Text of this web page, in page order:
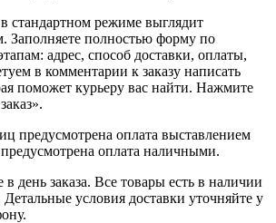
стандартном режиме выглядит
Заполняете полностью форму по
адрес, способ доставки, оплаты,
в комментарии к заказу написать
поможет курьеру вас найти. Нажмите
предусмотрена оплата выставлением
оплата наличными.
день заказа. Все товары есть в наличии
условия доставки уточняйте у